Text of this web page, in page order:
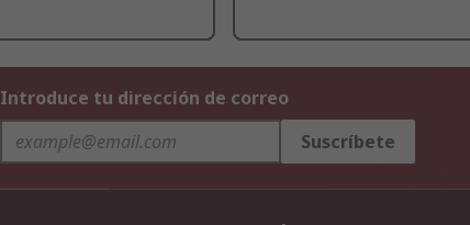
Introduce tu dirección de correo
Suscríbete